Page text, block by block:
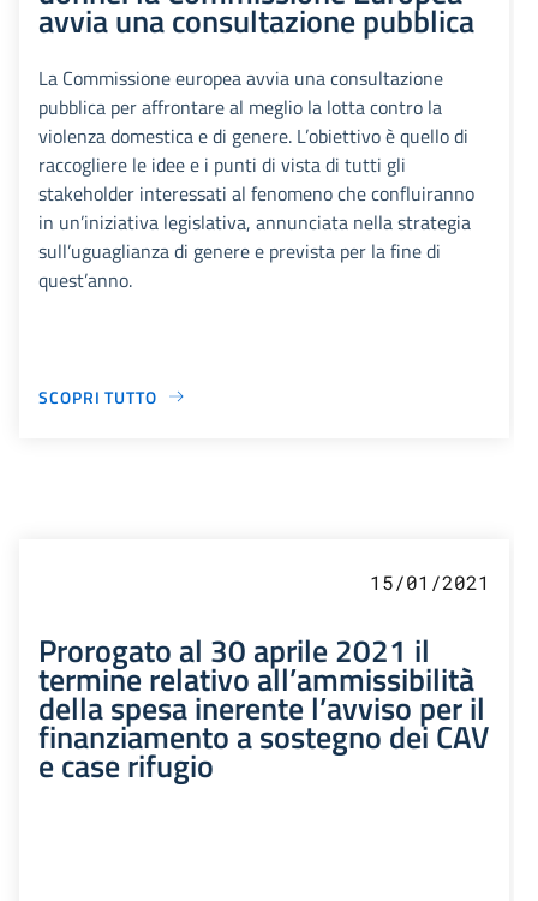
avvia una consultazione pubblica
La Commissione europea avvia una consultazione
pubblica per affrontare al meglio la lotta contro la
violenza domestica e di genere. L’obiettivo è quello di
raccogliere le idee e i punti di vista di tutti gli
stakeholder interessati al fenomeno che confluiranno
in un’iniziativa legislativa, annunciata nella strategia
sull’uguaglianza di genere e prevista per la fine di
quest’anno.
SCOPRI TUTTO
15/01/2021
Prorogato al 30 aprile 2021 il
termine relativo all’ammissibilità
della spesa inerente l’avviso per il
finanziamento a sostegno dei CAV
e case rifugio